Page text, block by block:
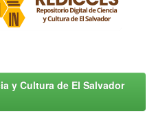
y Cultura de El Salvador